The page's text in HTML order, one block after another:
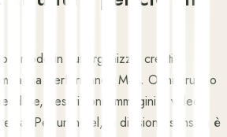
il modo in cui organizzi i creativi
Performance Max. Ogni gruppo
descrizioni, immagini e video
tema. Per un hotel, la divisione sensata è